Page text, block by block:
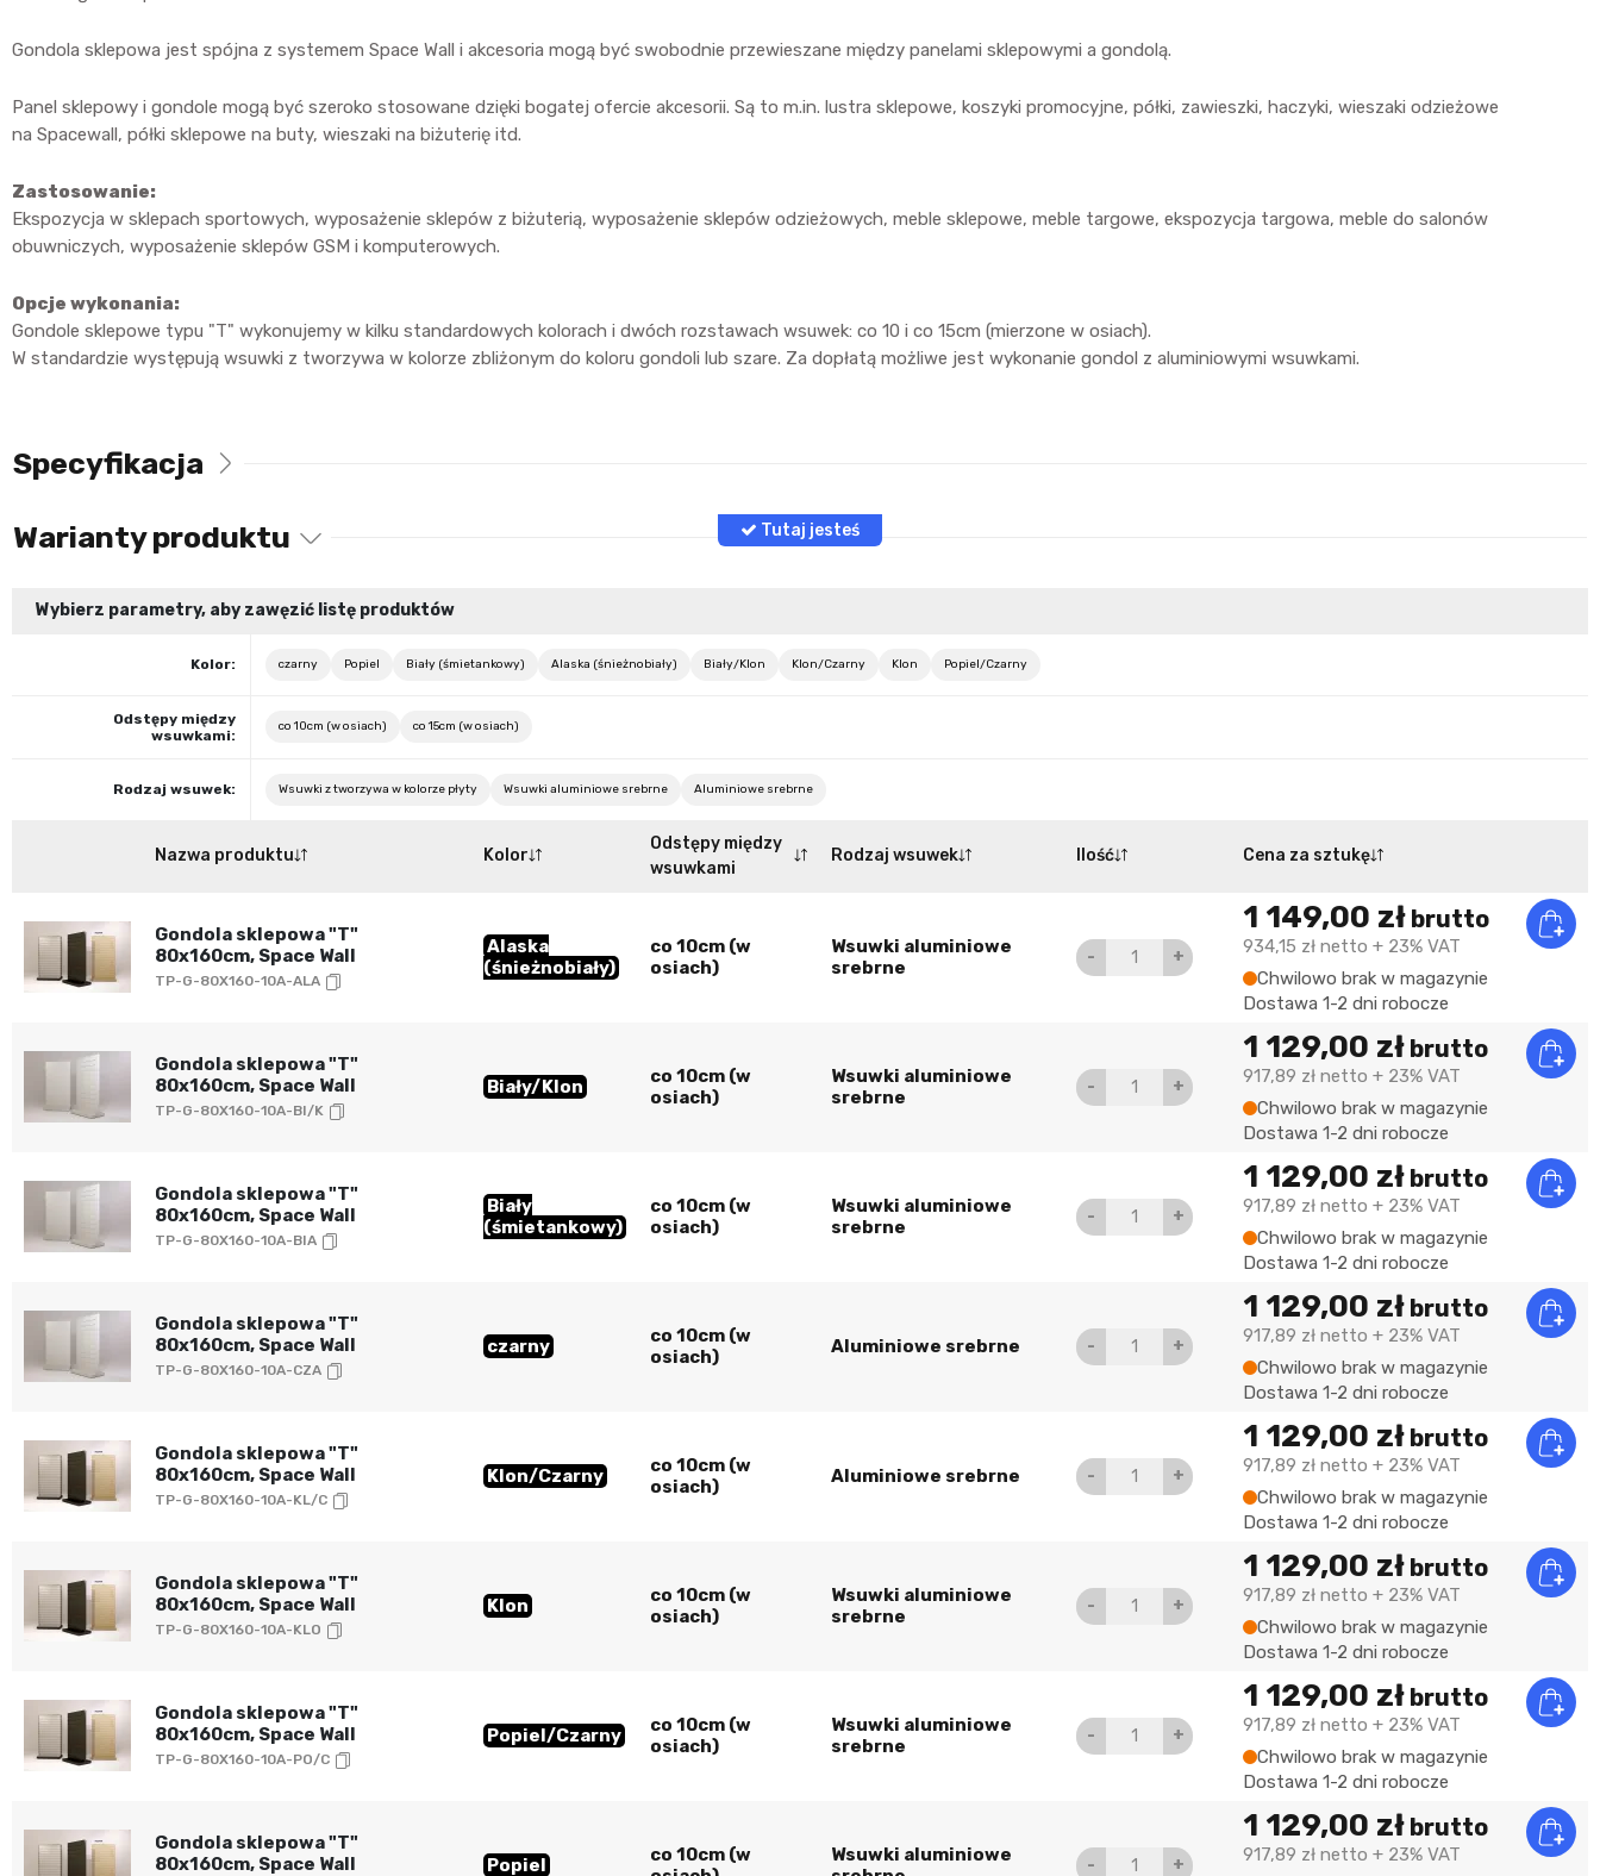
Gondola sklepowa jest spójna z systemem Space Wall i akcesoria mogą być swobodnie przewieszane między panelami sklepowymi a gondolą.
Panel sklepowy i gondole mogą być szeroko stosowane dzięki bogatej ofercie akcesorii. Są to m.in. lustra sklepowe, koszyki promocyjne, półki, zawieszki, haczyki, wieszaki odzieżowe
na Spacewall, półki sklepowe na buty, wieszaki na biżuterię itd.
Zastosowanie:
Ekspozycja w sklepach sportowych, wyposażenie sklepów z biżuterią, wyposażenie sklepów odzieżowych, meble sklepowe, meble targowe, ekspozycja targowa, meble do salonów
obuwniczych, wyposażenie sklepów GSM i komputerowych.
Opcje wykonania:
Gondole sklepowe typu "T" wykonujemy w kilku standardowych kolorach i dwóch rozstawach wsuwek: co 10 i co 15cm (mierzone w osiach).
W standardzie występują wsuwki z tworzywa w kolorze zbliżonym do koloru gondoli lub szare. Za dopłatą możliwe jest wykonanie gondol z aluminiowymi wsuwkami.
Specyfikacja
Warianty produktu
Wybierz parametry, aby zawęzić listę produktów
Kolor: czarny Popiel Biały (śmietankowy) Alaska (śnieżnobiały) Biały/Klon Klon/Czarny Klon Popiel/Czarny
Odstępy między
wsuwkami:
co 10cm (w osiach) co 15cm (w osiach)
Rodzaj wsuwek: Wsuwki z tworzywa w kolorze płyty Wsuwki aluminiowe srebrne Aluminiowe srebrne
Nazwa produktu Kolor
Odstępy między
wsuwkami
Rodzaj wsuwek Ilość Cena za sztukę
Gondola sklepowa "T"
80x160cm, Space Wall
TP-G-80X160-10A-ALA
Alaska
(śnieżnobiały)
co 10cm (w
osiach)
Wsuwki aluminiowe
srebrne
- +
1 149,00 zł brutto
934,15 zł netto + 23% VAT
Chwilowo brak w magazynie
Dostawa 1-2 dni robocze
Gondola sklepowa "T"
80x160cm, Space Wall
TP-G-80X160-10A-BI/K
Biały/Klon
co 10cm (w
osiach)
Wsuwki aluminiowe
srebrne
- +
1 129,00 zł brutto
917,89 zł netto + 23% VAT
Chwilowo brak w magazynie
Dostawa 1-2 dni robocze
Gondola sklepowa "T"
80x160cm, Space Wall
TP-G-80X160-10A-BIA
Biały
(śmietankowy)
co 10cm (w
osiach)
Wsuwki aluminiowe
srebrne
- +
1 129,00 zł brutto
917,89 zł netto + 23% VAT
Chwilowo brak w magazynie
Dostawa 1-2 dni robocze
Gondola sklepowa "T"
80x160cm, Space Wall
TP-G-80X160-10A-CZA
czarny
co 10cm (w
osiach)
Aluminiowe srebrne - +
1 129,00 zł brutto
917,89 zł netto + 23% VAT
Chwilowo brak w magazynie
Dostawa 1-2 dni robocze
Gondola sklepowa "T"
80x160cm, Space Wall
TP-G-80X160-10A-KL/C
Klon/Czarny
co 10cm (w
osiach)
Aluminiowe srebrne - +
1 129,00 zł brutto
917,89 zł netto + 23% VAT
Chwilowo brak w magazynie
Dostawa 1-2 dni robocze
Gondola sklepowa "T"
80x160cm, Space Wall
TP-G-80X160-10A-KLO
Klon
co 10cm (w
osiach)
Wsuwki aluminiowe
srebrne
- +
1 129,00 zł brutto
917,89 zł netto + 23% VAT
Chwilowo brak w magazynie
Dostawa 1-2 dni robocze
Gondola sklepowa "T"
80x160cm, Space Wall
TP-G-80X160-10A-PO/C
Popiel/Czarny
co 10cm (w
osiach)
Wsuwki aluminiowe
srebrne
- +
1 129,00 zł brutto
917,89 zł netto + 23% VAT
Chwilowo brak w magazynie
Dostawa 1-2 dni robocze
Gondola sklepowa "T"
80x160cm, Space Wall
Popiel
co 10cm (w
Wsuwki aluminiowe
- +
1 129,00 zł brutto
917,89 zł netto + 23% VAT